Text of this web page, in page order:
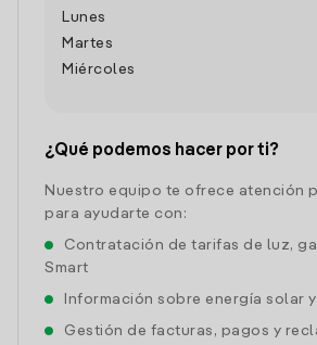
Lunes
Martes
Miércoles
¿Qué podemos hacer por ti?
Nuestro equipo te ofrece atención
para ayudarte con:
Contratación de tarifas de luz,
Smart
Información sobre energía solar
Gestión de facturas, pagos y